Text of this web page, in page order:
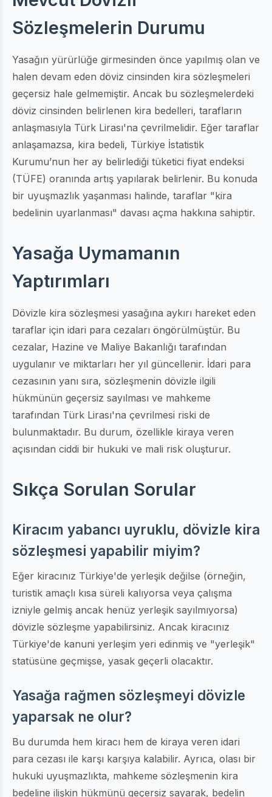
Sözleşmelerin Durumu
Yasağın yürürlüğe girmesinden önce yapılmış olan ve
halen devam eden döviz cinsinden kira sözleşmeleri
geçersiz hale gelmemiştir. Ancak bu sözleşmelerdeki
döviz cinsinden belirlenen kira bedelleri, tarafların
anlaşmasıyla Türk Lirası'na çevrilmelidir. Eğer taraflar
anlaşamazsa, kira bedeli, Türkiye İstatistik
Kurumu’nun her ay belirlediği tüketici fiyat endeksi
(TÜFE) oranında artış yapılarak belirlenir. Bu konuda
bir uyuşmazlık yaşanması halinde, taraflar "kira
bedelinin uyarlanması" davası açma hakkına sahiptir.
Yasağa Uymamanın
Yaptırımları
Dövizle kira sözleşmesi yasağına aykırı hareket eden
taraflar için idari para cezaları öngörülmüştür. Bu
cezalar, Hazine ve Maliye Bakanlığı tarafından
uygulanır ve miktarları her yıl güncellenir. İdari para
cezasının yanı sıra, sözleşmenin dövizle ilgili
hükmünün geçersiz sayılması ve mahkeme
tarafından Türk Lirası'na çevrilmesi riski de
bulunmaktadır. Bu durum, özellikle kiraya veren
açısından ciddi bir hukuki ve mali risk oluşturur.
Sıkça Sorulan Sorular
Kiracım yabancı uyruklu, dövizle kira
sözleşmesi yapabilir miyim?
Eğer kiracınız Türkiye'de yerleşik değilse (örneğin,
turistik amaçlı kısa süreli kalıyorsa veya çalışma
izniyle gelmiş ancak henüz yerleşik sayılmıyorsa)
dövizle sözleşme yapabilirsiniz. Ancak kiracınız
Türkiye'de kanuni yerleşim yeri edinmiş ve "yerleşik"
statüsüne geçmişse, yasak geçerli olacaktır.
Yasağa rağmen sözleşmeyi dövizle
yaparsak ne olur?
Bu durumda hem kiracı hem de kiraya veren idari
para cezası ile karşı karşıya kalabilir. Ayrıca, olası bir
hukuki uyuşmazlıkta, mahkeme sözleşmenin kira
bedeline ilişkin hükmünü geçersiz sayarak, bedelin